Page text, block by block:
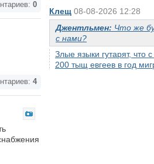
Клещ 08-08-2026 12:28
Джентльмен: Что же
с нами?
Злые языки гутарят, что
200 тыщ евгеев в год
0
4